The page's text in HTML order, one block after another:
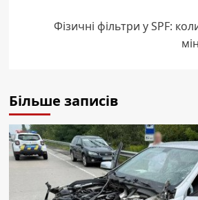
Фізичні фільтри у SPF:
Більше записів